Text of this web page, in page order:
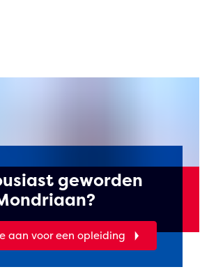
geworden
aan voor een opleiding